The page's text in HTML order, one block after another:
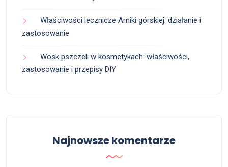
Właściwości lecznicze Arniki górskiej: działanie i
zastosowanie
Wosk pszczeli w kosmetykach: właściwości,
zastosowanie i przepisy DIY
Najnowsze komentarze